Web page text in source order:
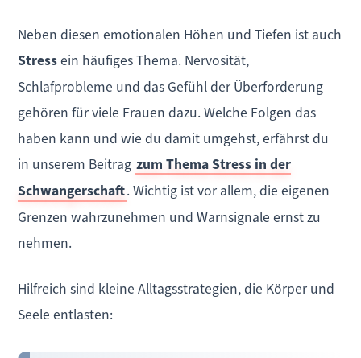
Neben diesen emotionalen Höhen und Tiefen ist auch
Stressein häufiges Thema. Nervosität,
Schlafprobleme und das Gefühl der Überforderung
gehören für viele Frauen dazu. Welche Folgen das
haben kann und wie du damit umgehst, erfährst du
in unserem Beitrag zum Thema Stress in der
Schwangerschaft. Wichtig ist vor allem, die eigenen
Grenzen wahrzunehmen und Warnsignale ernst zu
nehmen.
Hilfreich sind kleine Alltagsstrategien, die Körper und
Seele entlasten: